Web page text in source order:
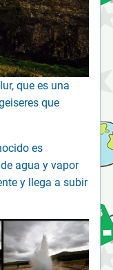
que es una
que
es
agua y vapor
y llega a subir